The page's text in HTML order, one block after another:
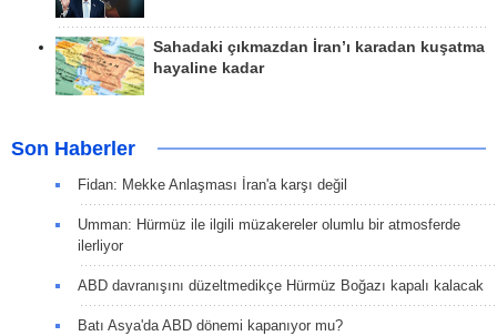
Sahadaki çıkmazdan İran’ı karadan kuşatma
hayaline kadar
Son Haberler
Fidan: Mekke Anlaşması İran'a karşı değil
Umman: Hürmüz ile ilgili müzakereler olumlu bir atmosferde
ilerliyor
ABD davranışını düzeltmedikçe Hürmüz Boğazı kapalı kalacak
Batı Asya'da ABD dönemi kapanıyor mu?